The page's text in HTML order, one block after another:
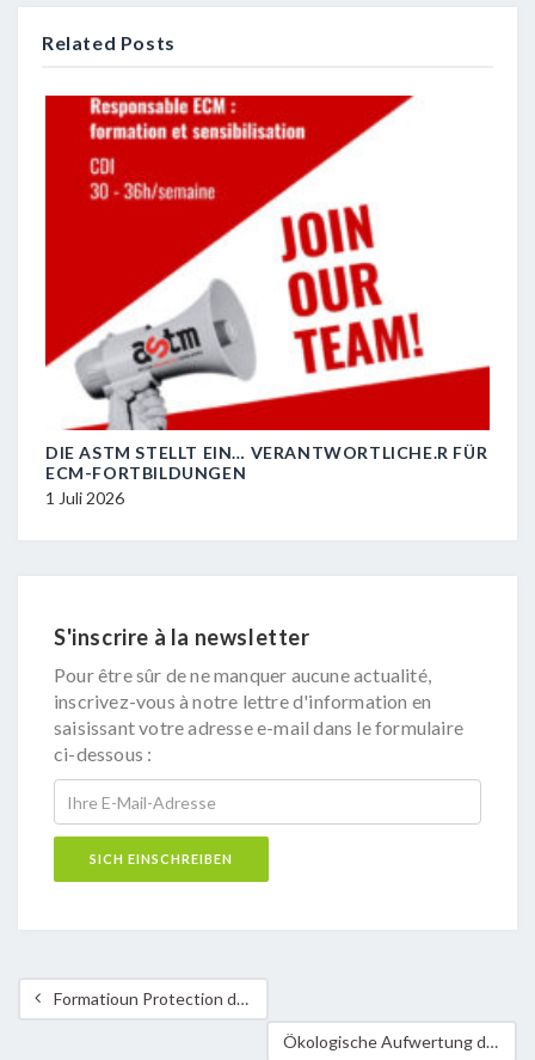
Related Posts
DIE ASTM STELLT EIN… VERANTWORTLICHE.R FÜR
ECM-FORTBILDUNGEN
1 Juli 2026
S'inscrire à la newsletter
Pour être sûr de ne manquer aucune actualité,
inscrivez-vous à notre lettre d'information en
saisissant votre adresse e-mail dans le formulaire
ci-dessous :
Formatioun Protection du sol = Protection du climat
Ökologische Aufwertung der ZAE Weiergewan in Contern